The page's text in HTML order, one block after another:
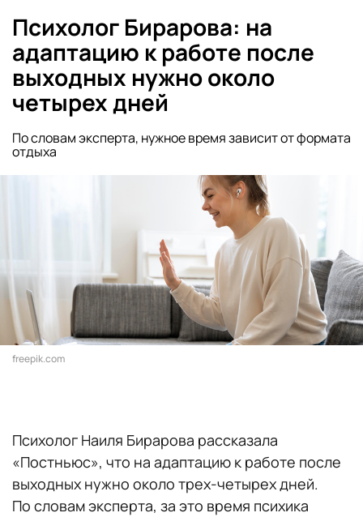
Психолог Бирарова: на
адаптацию к работе после
выходных нужно около
четырех дней
По словам эксперта, нужное время зависит от формата
отдыха
freepik.com
Психолог Наиля Бирарова рассказала
«Постньюс», что на адаптацию к работе после
выходных нужно около трех-четырех дней.
По словам эксперта, за это время психика